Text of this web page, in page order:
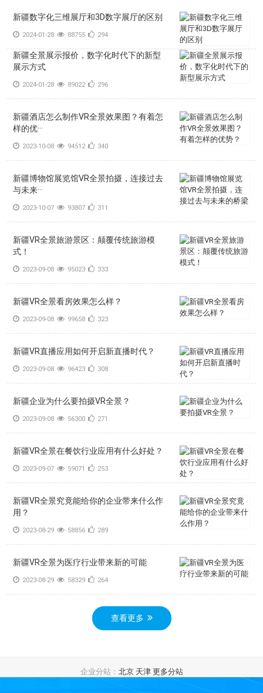
新疆数字化三维展厅和3D数字展厅的区别
2024-01-28 88755 294
新疆全景展示报价，数字化时代下的新型
展示方式
2024-01-28 89022 296
新疆酒店怎么制作VR全景效果图？有着怎
样的优···
2023-10-08 94512 340
新疆博物馆展览馆VR全景拍摄，连接过去
与未来···
2023-10-07 93807 311
新疆VR全景旅游景区：颠覆传统旅游模
式！
2023-09-08 95023 333
新疆VR全景看房效果怎么样？
2023-09-08 99658 323
新疆VR直播应用如何开启新直播时代？
2023-09-08 96423 308
新疆企业为什么要拍摄VR全景？
2023-09-08 56300 271
新疆VR全景在餐饮行业应用有什么好处？
2023-09-07 59071 253
新疆VR全景究竟能给你的企业带来什么作
用？
2023-08-29 58856 289
新疆VR全景为医疗行业带来新的可能
2023-08-29 58329 264
查看更多
企业分站： 北京 天津 更多分站